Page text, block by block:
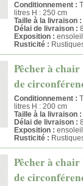
Conditionnement :
litres H : 250 cm
Taille à la livraison :
Délai de livraison :
Exposition :
Rusticité :
Pêcher à
de
Conditionnement :
litres H : 200 cm
Taille à la livraison :
Délai de livraison :
Exposition :
Rusticité :
Pêcher à
de